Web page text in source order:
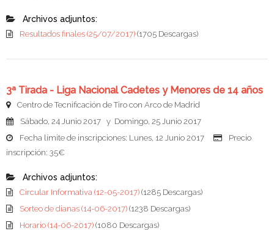
Archivos adjuntos:
Resultados finales (25/07/2017) (1705 Descargas)
3ª Tirada - Liga Nacional Cadetes y Menores de 14 años
Centro de Tecnificación de Tiro con Arco de Madrid
Sábado, 24 Junio 2017 y Domingo, 25 Junio 2017
Fecha límite de inscripciones: Lunes, 12 Junio 2017
Precio
inscripción: 35€
Archivos adjuntos:
Circular Informativa (12-05-2017) (1285 Descargas)
Sorteo de dianas (14-06-2017) (1238 Descargas)
Horario (14-06-2017) (1080 Descargas)